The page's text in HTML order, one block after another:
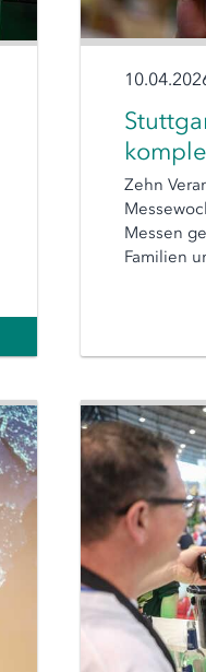
Zehn
Messen
Familien